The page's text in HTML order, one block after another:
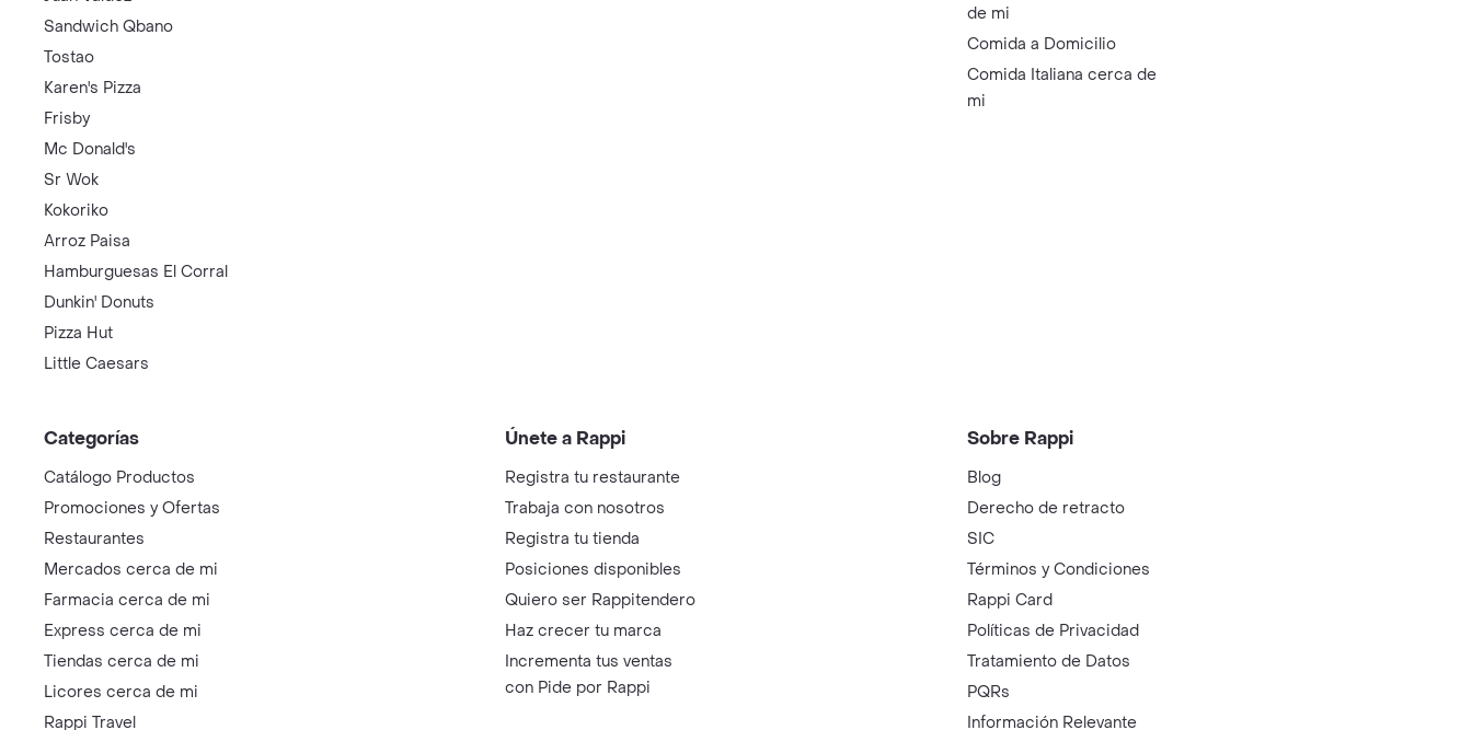
Sandwich Qbano
Tostao
Karen's Pizza
Frisby
Mc Donald's
Sr Wok
Kokoriko
Arroz Paisa
Hamburguesas El Corral
Dunkin' Donuts
Pizza Hut
Little Caesars
de mi
Comida a Domicilio
Comida Italiana cerca de
mi
Categorías
Catálogo Productos
Promociones y Ofertas
Restaurantes
Mercados cerca de mi
Farmacia cerca de mi
Express cerca de mi
Tiendas cerca de mi
Licores cerca de mi
Rappi Travel
Únete a Rappi
Registra tu restaurante
Trabaja con nosotros
Registra tu tienda
Posiciones disponibles
Quiero ser Rappitendero
Haz crecer tu marca
Incrementa tus ventas
con Pide por Rappi
Sobre Rappi
Blog
Derecho de retracto
SIC
Términos y Condiciones
Rappi Card
Políticas de Privacidad
Tratamiento de Datos
PQRs
Información Relevante